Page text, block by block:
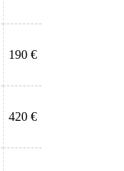
190 €
420 €